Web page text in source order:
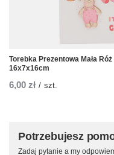
Torebka Prezentowa Mała
16x7x16cm
6,00 zł / szt.
Potrzebujesz
Zadaj pytanie a my